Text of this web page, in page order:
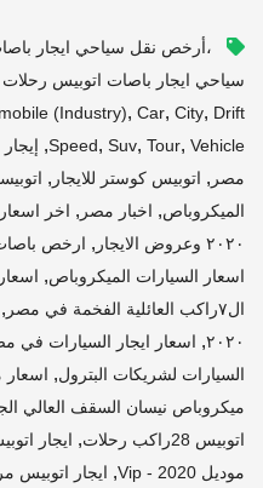
،أرخص نقل سياحي ايجار
سياحي ايجار باصات اتوبيس
(industry), Car, City, Drift ايجار كوستر
Speed, Suv, Tour, Vehicle
, إيجار
مصر , اتوبيس كوستر للايجار ,
الميكروباص, اخبار مصر , اخر
٢٠٢٠ وعروض الايجار
, ارخص باصات ايجار
اسعار السيارات الميكروباص,
ال٧راكب العائلية الفخمة في مصر
,
٢٠٢٠, اسعار ايجار السيارات في مصر لعام
السيارات لشريكات البترول, اسعار
ميكروباص نيسان السقف العالي الجديد
اتوبيس 28راكب رحلات
, ايجار
موديل 2020 - Vip
, ايجار اتوبيس